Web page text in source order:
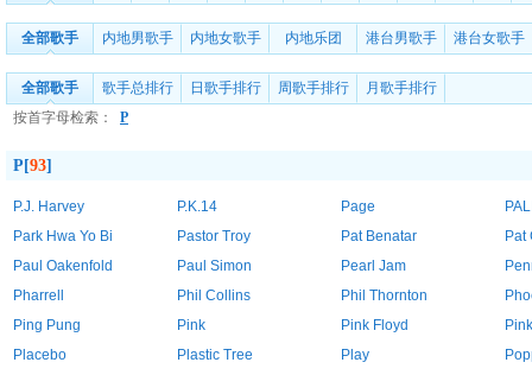
全部歌手 内地男歌手 内地女歌手 内地乐团 港台男歌手 港台女歌手
全部歌手 歌手总排行 日歌手排行 周歌手排行
月歌手排行
按首字母检索：
P
P[93]
P.J. Harvey P.K.14 Page
Park Hwa Yo Bi
Pastor Troy Pat Benatar
Pat
Paul Oakenfold
Paul Simon Pearl Jam
Pharrell
Phil Collins Phil Thornton
Ping Pung
Pink Pink Floyd
Placebo
Plastic Tree Play